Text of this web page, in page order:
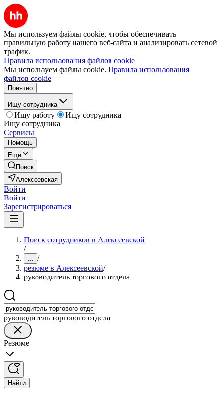
Мы используем файлы cookie, чтобы обеспечивать
правильную работу нашего веб-сайта и анализировать сетевой
трафик.
Правила использования файлов cookie
Мы используем файлы cookie. Правила использования
файлов cookie
Понятно
Ищу сотрудника
Ищу работу
Ищу сотрудника
Ищу сотрудника
Сервисы
Помощь
Ещё
Поиск
Алексеевская
Войти
Войти
Зарегистрироваться
Поиск сотрудников в Алексеевской
/
... /
резюме в Алексеевской/
руководитель торгового отдела
руководитель торгового отдела
Резюме
Найти